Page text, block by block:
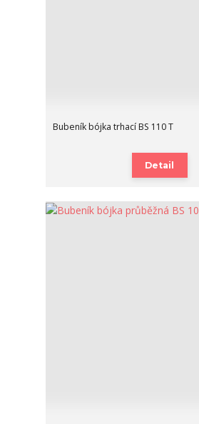
Bubeník bójka trhací BS 110 T
Detail